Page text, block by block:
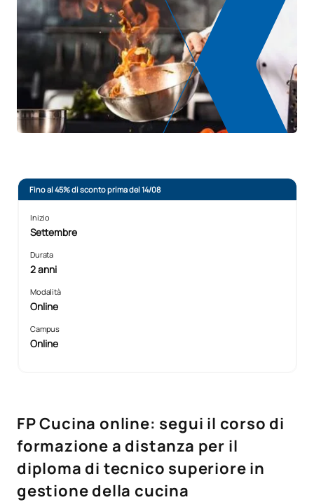
Fino al 45% di sconto prima del 14/08
Inizio
Settembre
Durata
2 anni
Modalità
Online
Campus
Online
FP Cucina online: segui il corso di
formazione a distanza per il
diploma di tecnico superiore in
gestione della cucina